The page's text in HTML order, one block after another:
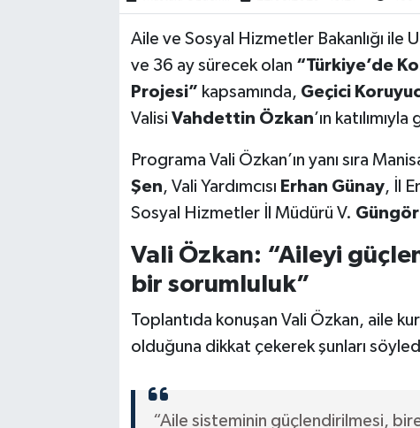
Aile ve Sosyal Hizmetler Bakanlığı ile
ve 36 ay sürecek olan “Türkiye’de
Projesi” kapsamında, Geçici
Valisi Vahdettin Özkan’ın
Programa Vali Özkan’ın yanı sıra
Şen, Vali Yardımcısı Erhan Günay, İl
Sosyal Hizmetler İl Müdürü V.
Vali Özkan: “Aileyi
bir sorumluluk”
Toplantıda konuşan Vali Özkan, aile
olduğuna dikkat çekerek şunları
“Aile sisteminin güçlendirilmesi,
Akhisar Emlak